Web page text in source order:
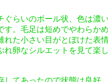
ぐらいのボール状、色は濃
す。毛足は短めでやわらか
れた小さい目がとぼけた表
れ卵なシルエットを見て楽
してあったので状態は良好